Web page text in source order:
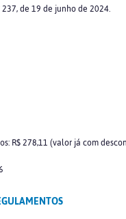
237, de 19 de junho de 2024.
R$ 278,11 (valor já com